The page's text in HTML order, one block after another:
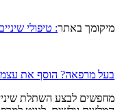
מיקומך באתר: טיפולי
בעל מרפאה? הוסף את
מחפשים לבצע השתלת